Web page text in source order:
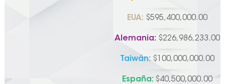
EUA: $595,400,000.00
Alemania: $226,986,233.00
Taiwán:$100,000,000.00
España: $40,500,000.00